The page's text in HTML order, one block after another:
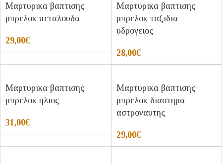
Μαρτυρικα βαπτισης
μπρελοκ πεταλουδα
29,00€
Μαρτυρικα βαπτισης
μπρελοκ ταξιδια
υδρογειος
28,00€
Μαρτυρικα βαπτισης
μπρελοκ ηλιος
31,00€
Μαρτυρικα βαπτισης
μπρελοκ διαστημα
αστροναυτης
29,00€